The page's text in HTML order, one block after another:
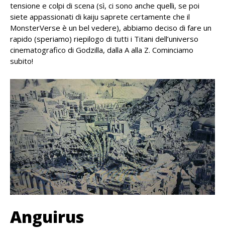
tensione e colpi di scena (sì, ci sono anche quelli, se poi
siete appassionati di kaiju saprete certamente che il
MonsterVerse è un bel vedere), abbiamo deciso di fare un
rapido (speriamo) riepilogo di tutti i Titani dell’universo
cinematografico di Godzilla, dalla A alla Z. Cominciamo
subito!
Anguirus